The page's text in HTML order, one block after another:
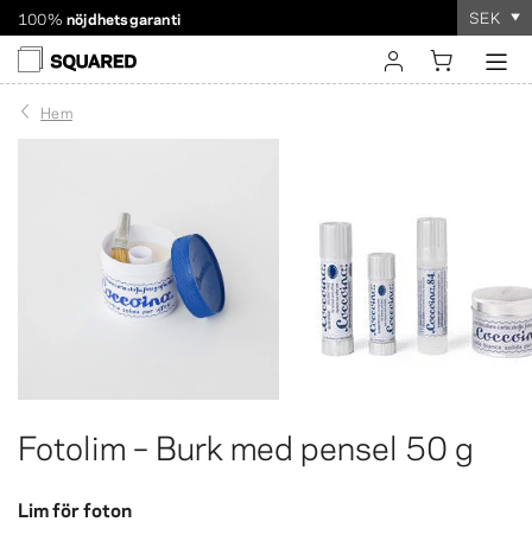
Världsomspännande frakt. Rabatterad frakt över 560 kr
Beställningen tar
100% nöjdhetsgaranti SEK
Hem
Fotolim – Burk med pensel 50 g
Lim för foton